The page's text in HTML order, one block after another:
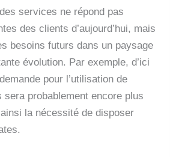
services ne répond pas
des clients d’aujourd’hui, mais
besoins futurs dans un paysage
évolution. Par exemple, d’ici
pour l’utilisation de
probablement encore plus
la nécessité de disposer